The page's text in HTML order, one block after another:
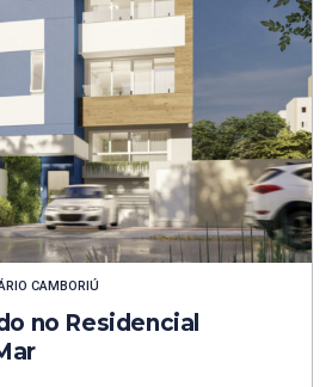
CAMBORIÚ
no Residencial